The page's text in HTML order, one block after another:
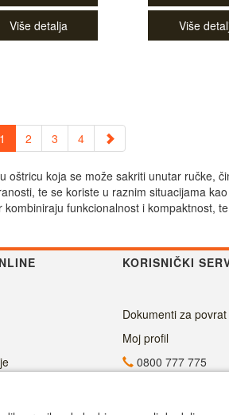
Više detalja Više
1 2 3 4
oštricu koja se može sakriti unutar ručke,
te se koriste u raznim situacijama
funkcionalnost i kompaktnost,
KORISNIČKI
Dokumenti za
Moj profil
0800 777 775
Radno vreme